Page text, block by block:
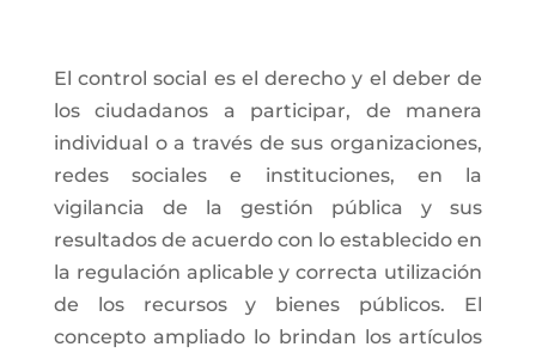
El control social es el derecho y el deber de
los ciudadanos a participar, de manera
individual o a través de sus organizaciones,
redes sociales e instituciones, en la
vigilancia de la gestión pública y sus
resultados de acuerdo con lo establecido en
la regulación aplicable y correcta utilización
de los recursos y bienes públicos. El
concepto ampliado lo brindan los artículos